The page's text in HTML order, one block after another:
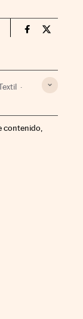
OpinionOpinion
contenido,